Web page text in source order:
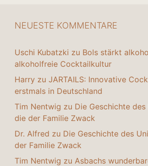
NEUESTE KOMMENTARE
Uschi Kubatzki zu Bols stärkt
alkoholfreie Cocktailkultur
Harry zu JARTAILS: Innovative
erstmals in Deutschland
Tim Nentwig zu Die Geschichte
die der Familie Zwack
Dr. Alfred zu Die Geschichte des
der Familie Zwack
Tim Nentwig zu Asbachs